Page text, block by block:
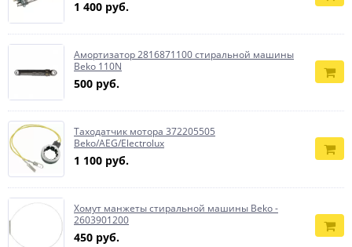
1 400 руб.
Амортизатор 2816871100 стиральной машины
Beko 110N
500 руб.
Таходатчик мотора 372205505
Beko/AEG/Electrolux
1 100 руб.
Хомут манжеты стиральной машины Beko -
2603901200
450 руб.